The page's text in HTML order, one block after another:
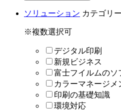
ソリューション カテゴリ
※複数選択可
デジタル印刷
新規ビジネス
富士フイルムのソ
カラーマネージメ
印刷の基礎知識
環境対応